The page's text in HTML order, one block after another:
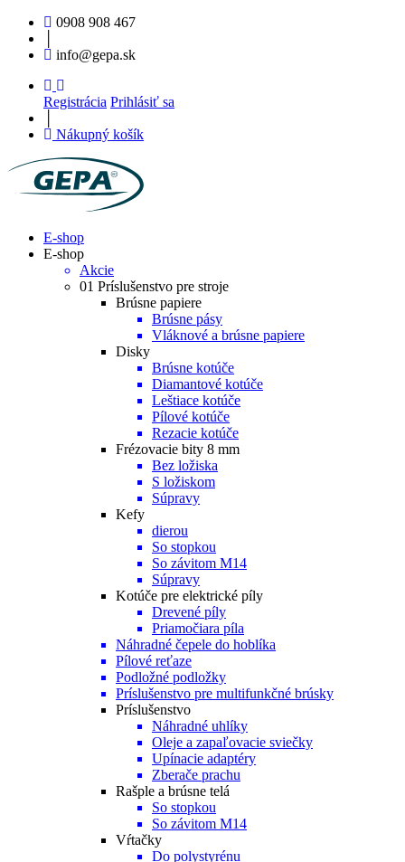
0908 908 467
info@gepa.sk
Registrácia Prihlásiť sa
Nákupný košík
E-shop
E-shop
Akcie
01 Príslušenstvo pre stroje
Brúsne papiere
Brúsne pásy
Vláknové a brúsne papiere
Disky
Brúsne kotúče
Diamantové kotúče
Leštiace kotúče
Pílové kotúče
Rezacie kotúče
Frézovacie bity 8 mm
Bez ložiska
S ložiskom
Súpravy
Kefy
dierou
So stopkou
So závitom M14
Súpravy
Kotúče pre elektrické píly
Drevené píly
Priamočiara píla
Náhradné čepele do hoblíka
Pílové reťaze
Podložné podložky
Príslušenstvo pre multifunkčné brúsky
Príslušenstvo
Náhradné uhlíky
Oleje a zapaľovacie sviečky
Upínacie adaptéry
Zberače prachu
Rašple a brúsne telá
So stopkou
So závitom M14
Vŕtačky
Do polystyrénu